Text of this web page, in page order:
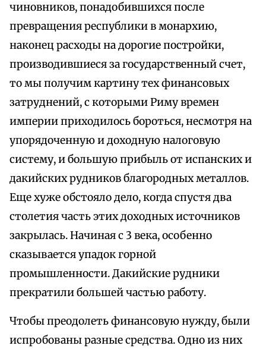
чиновников, понадобившихся после
превращения республики в монархию,
наконец расходы на дорогие постройки,
производившиеся за государственный счет,
то мы получим картину тех финансовых
затруднений, с которыми Риму времен
империи приходилось бороться, несмотря на
упорядоченную и доходную налоговую
систему, и большую прибыль от испанских и
дакийских рудников благородных металлов.
Еще хуже обстояло дело, когда спустя два
столетия часть этих доходных источников
закрылась. Начиная с 3 века, особенно
сказывается упадок горной
промышленности. Дакийские рудники
прекратили большей частью работу.
Чтобы преодолеть финансовую нужду, были
испробованы разные средства. Одно из них